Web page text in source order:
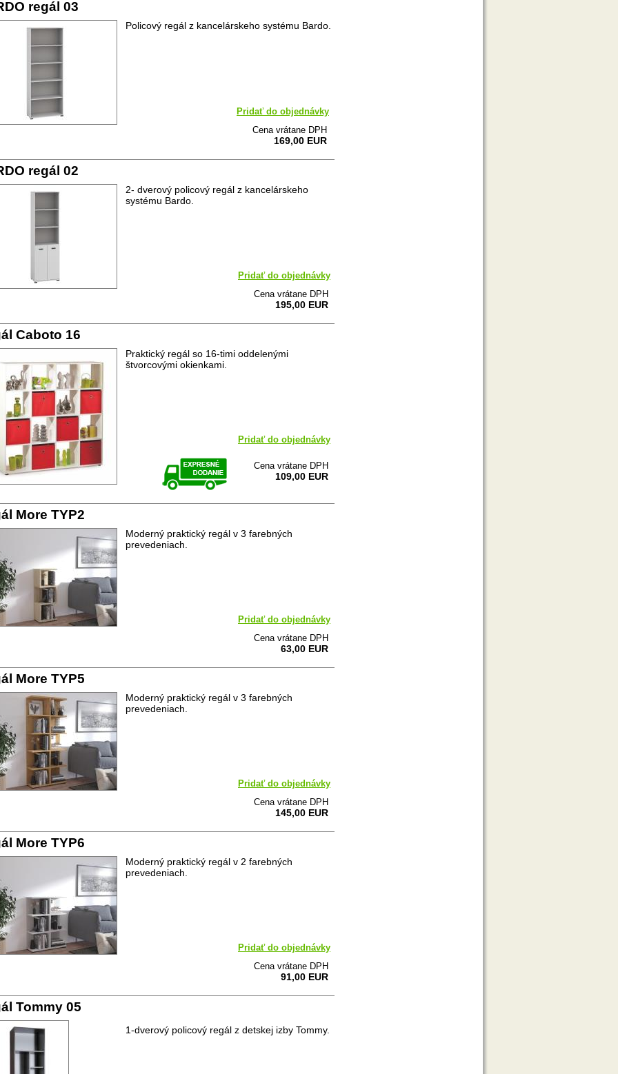
regál 03
Policový regál z kancelárskeho systému Bardo.
Pridať do objednávky
Cena vrátane DPH
169,00 EUR
regál 02
2- dverový policový regál z kancelárskeho
systému Bardo.
Pridať do objednávky
Cena vrátane DPH
195,00 EUR
Caboto 16
Praktický regál so 16-timi oddelenými
štvorcovými okienkami.
Pridať do objednávky
Cena vrátane DPH
109,00 EUR
More TYP2
Moderný praktický regál v 3 farebných
prevedeniach.
Pridať do objednávky
Cena vrátane DPH
63,00 EUR
More TYP5
Moderný praktický regál v 3 farebných
prevedeniach.
Pridať do objednávky
Cena vrátane DPH
145,00 EUR
More TYP6
Moderný praktický regál v 2 farebných
prevedeniach.
Pridať do objednávky
Cena vrátane DPH
91,00 EUR
Tommy 05
1-dverový policový regál z detskej izby Tommy.